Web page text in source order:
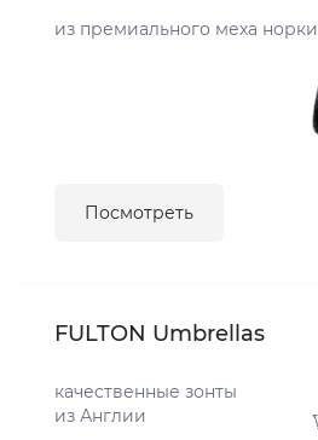
из премиального меха норки
Посмотреть
FULTON Umbrellas
качественные зонты
из Англии